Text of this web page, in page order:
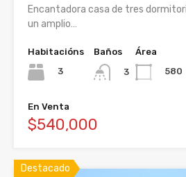
Encantadora casa de tres
un amplio…
Habitacións
3
Baños
3
Área
580
En Venta
$540,000
Destacado